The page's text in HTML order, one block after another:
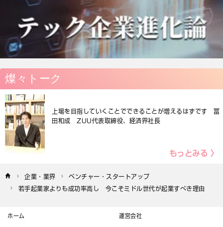
燦々トーク
上場を目指していくことでできることが増えるはずです 冨
田和成 ZUU代表取締役、経済界社長
もっとみる 〉
企業・業界
ベンチャー・スタートアップ
若手起業家よりも成功率高し　今こそミドル世代が起業すべき理由
ホーム 運営会社